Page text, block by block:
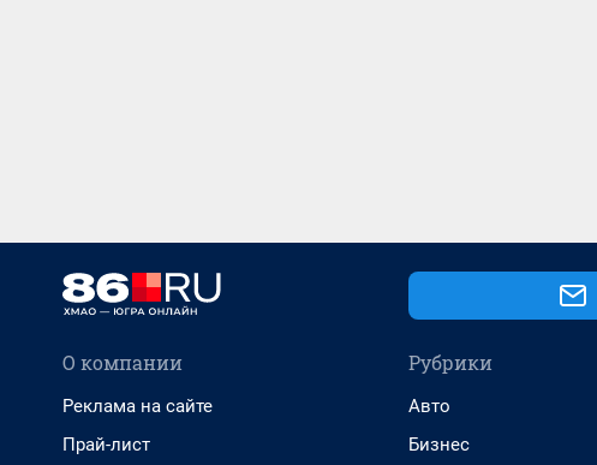
О компании
Реклама на сайте
Прай-лист
Рубрики
Авто
Бизнес